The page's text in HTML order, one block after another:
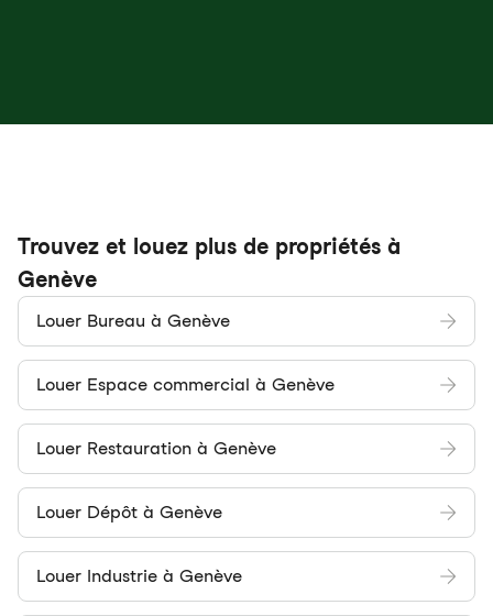
Trouvez et louez plus de propriétés à
Genève
Louer Bureau à Genève
Louer Espace commercial à Genève
Louer Restauration à Genève
Louer Dépôt à Genève
Louer Industrie à Genève